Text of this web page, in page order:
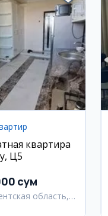
квартира
Ц5
сум
область,